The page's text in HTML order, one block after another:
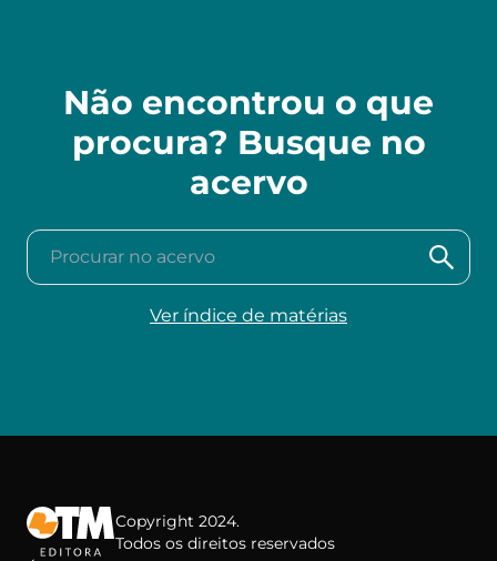
Não encontrou o que
procura? Busque no
acervo
Procurar no acervo
Ver índice de matérias
Copyright 2024.
Todos os direitos reservados